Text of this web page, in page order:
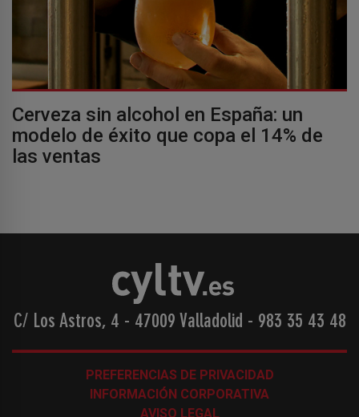
Cerveza sin alcohol en España: un
modelo de éxito que copa el 14% de
las ventas
C/ Los Astros, 4 - 47009 Valladolid - 983 35 43 48
PREFERENCIAS DE PRIVACIDAD
INFORMACIÓN CORPORATIVA
AVISO LEGAL